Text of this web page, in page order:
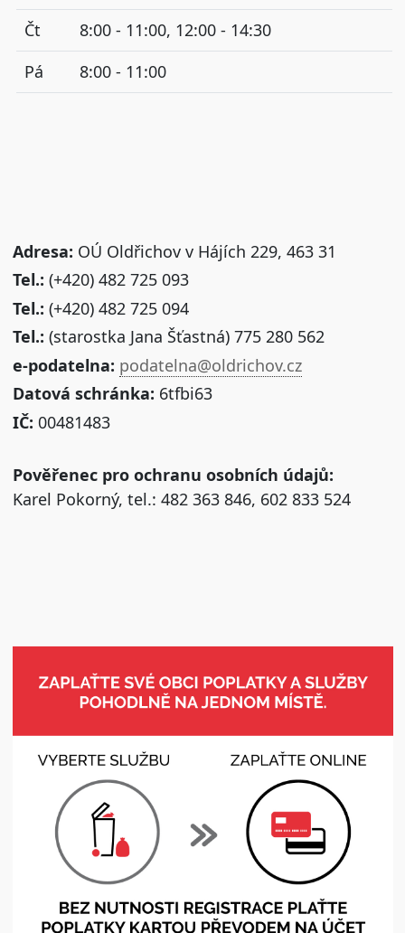
Čt
8:00 - 11:00, 12:00 - 14:30
Pá
8:00 - 11:00
Adresa: OÚ Oldřichov v Hájích 229, 463 31
Tel.: (+420) 482 725 093
Tel.: (+420) 482 725 094
Tel.: (starostka Jana Šťastná) 775 280 562
e-podatelna: podatelna@oldrichov.cz
Datová schránka: 6tfbi63
IČ: 00481483
Pověřenec pro ochranu osobních údajů:
Karel Pokorný, tel.: 482 363 846, 602 833 524